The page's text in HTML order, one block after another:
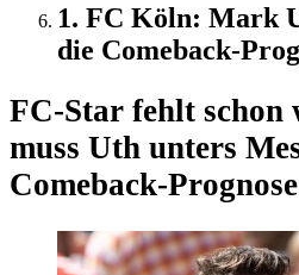
1. FC Köln: Mark
die Comeback-
FC-Star fehlt schon
muss Uth unters
Comeback-Prognose